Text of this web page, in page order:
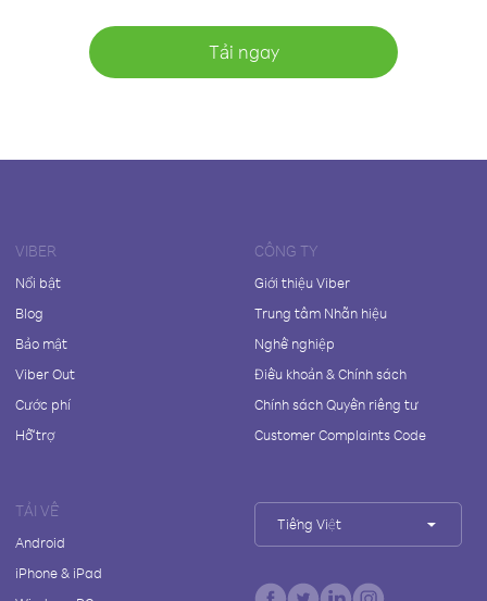
Tải ngay
VIBER
Nổi bật
Blog
Bảo mật
Viber Out
Cước phí
Hỗ trợ
CÔNG TY
Giới thiệu Viber
Trung tâm Nhãn hiệu
Nghề nghiệp
Điều khoản & Chính sách
Chính sách Quyền riêng tư
Customer Complaints Code
TẢI VỀ
Android
iPhone & iPad
Tiếng Việt